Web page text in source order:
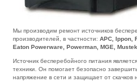
Мы производим ремонт источников
производителей, в частности:APC, Ippon,
Eaton Powerware, Powerman, MGE,
Источник бесперебойного питания
техники. Он помогает безопасно
напряжение в сети и защищает от